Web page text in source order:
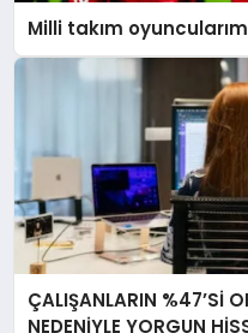
Milli takım
ÇALIŞANLARIN %47’Sİ
NEDENİYLE YORGUN